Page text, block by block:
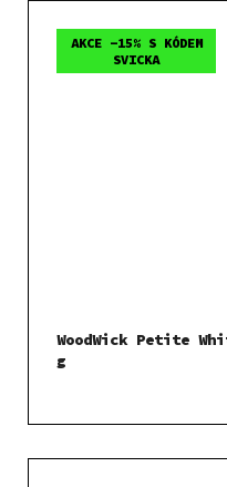
AKCE -15% S KÓDEM
SVICKA
WoodWick Petite
g